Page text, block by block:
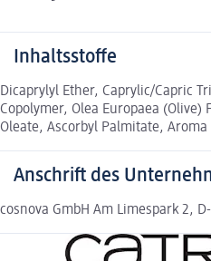
Inhaltsstoffe
Dicaprylyl Ether, Caprylic/Capric
Copolymer, Olea Europaea
Oleate, Ascorbyl Palmitate, Aroma
Anschrift des
cosnova GmbH Am Limespark 2,